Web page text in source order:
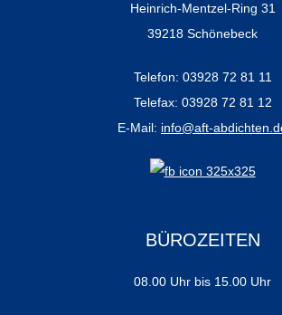
Heinrich-Mentzel-Ring 31
39218 Schönebeck
Telefon: 03928 72 81 11
Telefax: 03928 72 81 12
E-Mail: info@aft-
BÜROZEITEN
08.00 Uhr bis 15.00 Uhr